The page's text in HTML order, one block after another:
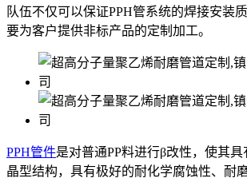
队伍不仅可以保证PPH管系统的焊接安装
要为客户提供非标产品的定制加工。
PPH管件是对普通PP料进行β改性，使其具
晶型结构，具有极好的耐化学腐蚀性、耐